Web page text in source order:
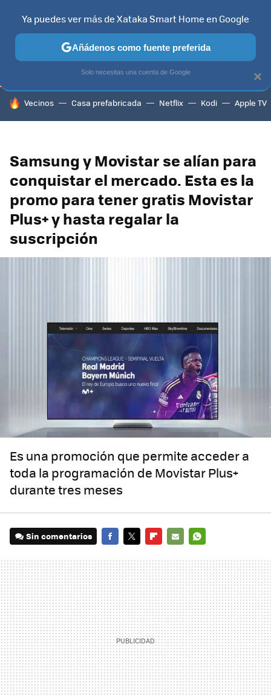
TELEVISORES CONTENIDOS SMART TV SELECCIÓN
HOY SE HABLA DE
Vecinos Casa prefabricada Netflix Kodi Apple TV
Samsung y Movistar se alían para
conquistar el mercado. Esta es la
promo para tener gratis Movistar
Plus+ y hasta regalar la
suscripción
Es una promoción que permite acceder a
toda la programación de Movistar Plus+
durante tres meses
Sin comentarios
MAIL
×
Ya puedes ver más de Xataka Smart Home en Google
Añádenos como fuente preferida
Solo necesitas una cuenta de Google